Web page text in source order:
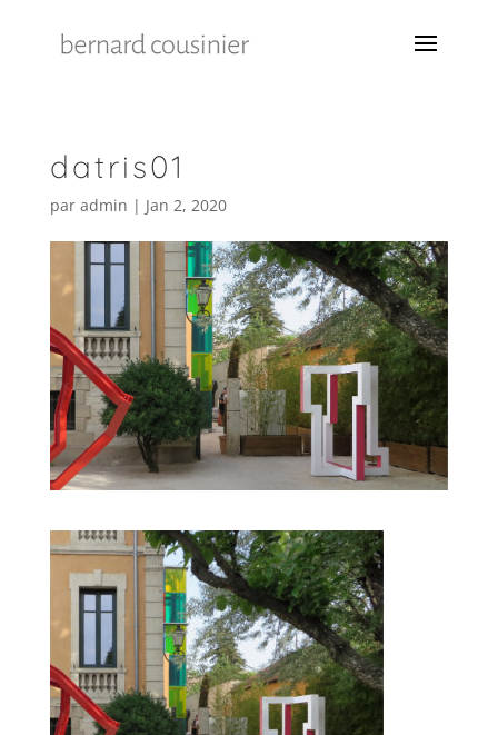
datris01
par admin | Jan 2, 2020